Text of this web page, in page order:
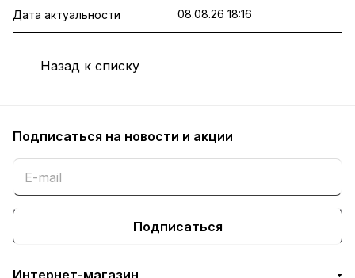
Дата актуальности 08.08.26 18:16
Назад к списку
Подписаться на новости и акции
Подписаться